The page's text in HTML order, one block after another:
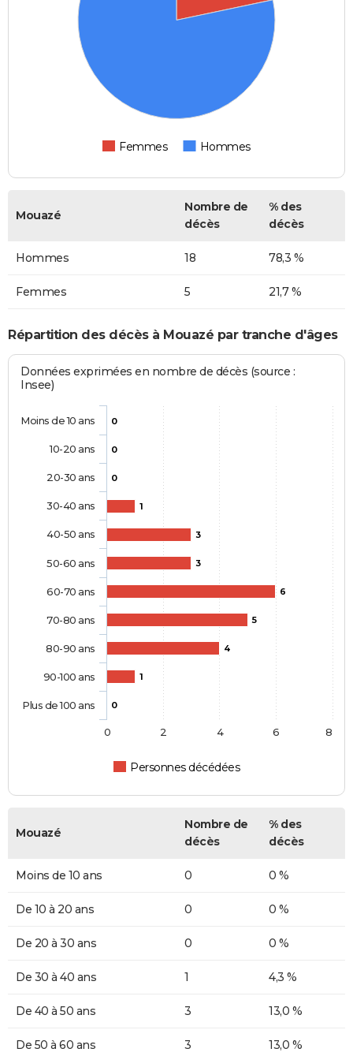
Femmes Hommes
Mouazé
Nombre de
décès
% des
décès
Hommes 18 78,3 %
Femmes 5 21,7 %
Répartition des décès à Mouazé par tranche d'âges
Données exprimées en nombre de décès (source :
Insee)
0
0
0
1
3
3
6
5
4
1
0
Personnes décédées
Moins de 10 ans
10-20 ans
20-30 ans
30-40 ans
40-50 ans
50-60 ans
60-70 ans
70-80 ans
80-90 ans
90-100 ans
Plus de 100 ans
0 2 4 6 8
Mouazé
Nombre de
décès
% des
décès
Moins de 10 ans 0 0 %
De 10 à 20 ans 0 0 %
De 20 à 30 ans 0 0 %
De 30 à 40 ans 1 4,3 %
De 40 à 50 ans 3 13,0 %
De 50 à 60 ans 3 13,0 %